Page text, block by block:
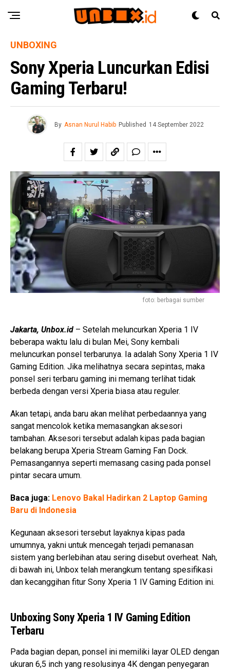
UNBOXING
Sony Xperia Luncurkan Edisi
Gaming Terbaru!
By Asnan Nurul Habib Published 14 September 2022
foto: berbagai sumber
Jakarta, Unbox.id – Setelah meluncurkan Xperia 1 IV
beberapa waktu lalu di bulan Mei, Sony kembali
meluncurkan ponsel terbarunya. Ia adalah Sony Xperia 1 IV
Gaming Edition. Jika melihatnya secara sepintas, maka
ponsel seri terbaru gaming ini memang terlihat tidak
berbeda dengan versi Xperia biasa atau reguler.
Akan tetapi, anda baru akan melihat perbedaannya yang
sangat mencolok ketika memasangkan aksesori
tambahan. Aksesori tersebut adalah kipas pada bagian
belakang berupa Xperia Stream Gaming Fan Dock.
Pemasangannya seperti memasang casing pada ponsel
pintar secara umum.
Baca juga: Lenovo Bakal Hadirkan 2 Laptop Gaming
Baru di Indonesia
Kegunaan aksesori tersebut layaknya kipas pada
umumnya, yakni untuk mencegah terjadi pemanasan
sistem yang berlebihan atau sering disebut overheat. Nah,
di bawah ini, Unbox telah merangkum tentang spesifikasi
dan kecanggihan fitur Sony Xperia 1 IV Gaming Edition ini.
Unboxing Sony Xperia 1 IV Gaming Edition
Terbaru
Pada bagian depan, ponsel ini memiliki layar OLED dengan
ukuran 6,5 inch yang resolusinya 4K dengan penyegaran